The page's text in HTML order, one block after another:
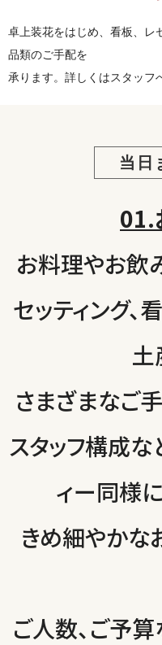
卓上装花をはじめ、看板、レ
品類のご手配を
承ります。詳しくはスタッフ
当日
01.
お料理やお飲
セッティング、
土
さまざまなご
スタッフ構成な
ィー同様
きめ細やかな
ご人数、ご予